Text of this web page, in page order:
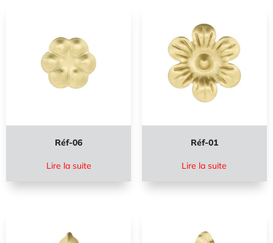
Réf-06
Lire la suite
Réf-01
Lire la suite